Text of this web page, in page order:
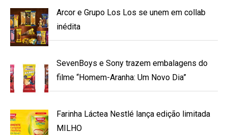
Arcor e Grupo Los Los se unem em collab
inédita
SevenBoys e Sony trazem embalagens do
filme “Homem-Aranha: Um Novo Dia”
Farinha Láctea Nestlé lança edição limitada
MILHO